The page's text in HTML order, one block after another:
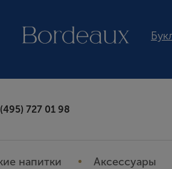
727 01 98
напитки Аксессуары